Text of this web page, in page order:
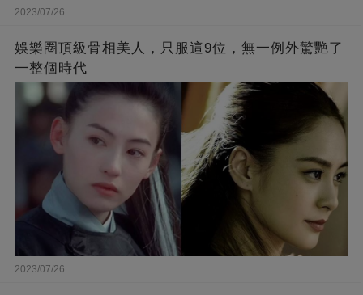
2023/07/26
娛樂圈頂級骨相美人，只服這9位，無一例外驚艷了
一整個時代
2023/07/26